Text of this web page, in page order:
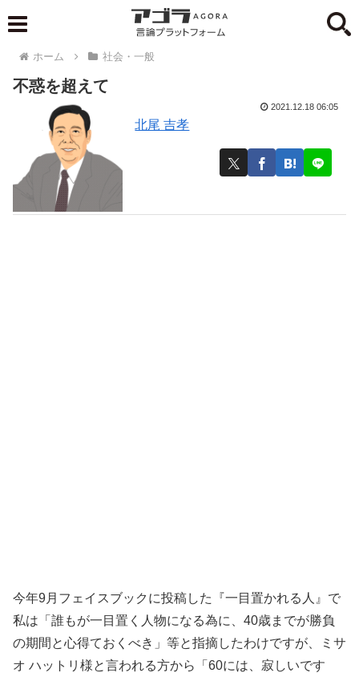
ホーム 社会・一般
不惑を超えて
北尾 吉孝
2021.12.18 06:05
今年9月フェイスブックに投稿した『一目置かれる人』で
私は「誰もが一目置く人物になる為に、40歳までが勝負
の期間と心得ておくべき」等と指摘したわけですが、ミサ
オ ハットリ様と言われる方から「60には、寂しいです